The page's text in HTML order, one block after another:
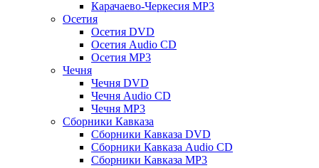
Карачаево-Черкесия MP3
Осетия
Осетия DVD
Осетия Audio CD
Осетия MP3
Чечня
Чечня DVD
Чечня Audio CD
Чечня MP3
Сборники Кавказа
Сборники Кавказа DVD
Сборники Кавказа Audio CD
Сборники Кавказа MP3